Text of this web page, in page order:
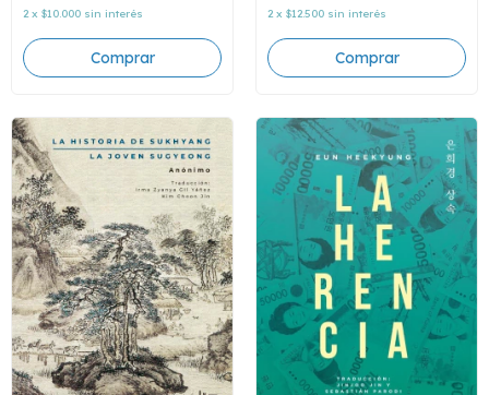
2 x $10.000 sin interés 2 x $12.500 sin interés